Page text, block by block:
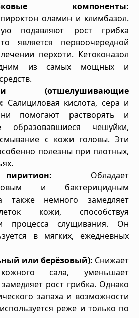
компоненты:
оламин и климбазол.
подавляют рост грибка
является первоочередной
перхоти. Кетоконазол
из самых мощных и
(отшелушивающие
Салициловая кислота, сера и
помогают растворять и
образовавшиеся чешуйки,
с кожи головы. Эти
полезны при плотных,
Обладает
и бактерицидным
также немного замедляет
кожи, способствуя
процесса слущивания. Он
в мягких, ежедневных
или берёзовый): Снижает
сала, уменьшает
рост грибка. Однако
запаха и возможности
реже и только по